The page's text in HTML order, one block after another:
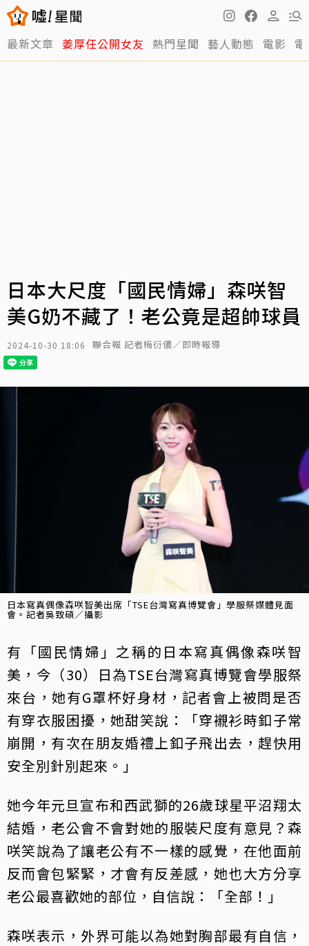
最新文章 姜厚任公開女友 熱門星聞 藝人動態 電影
日本大尺度「國民情婦」森咲智
美G奶不藏了！老公竟是超帥球員
2024-10-30 18:06 聯合報 記者梅衍儂／即時報導
日本寫真偶像森咲智美出席「TSE台灣寫真博覽會」學服祭媒體見面
會。記者吳致碩／攝影
有「國民情婦」之稱的日本寫真偶像森咲智
美，今（30）日為TSE台灣寫真博覽會學服祭
來台，她有G罩杯好身材，記者會上被問是否
有穿衣服困擾，她甜笑說：「穿襯衫時釦子常
崩開，有次在朋友婚禮上釦子飛出去，趕快用
安全別針別起來。」
她今年元旦宣布和西武獅的26歲球星平沼翔太
結婚，老公會不會對她的服裝尺度有意見？森
咲笑說為了讓老公有不一樣的感覺，在他面前
反而會包緊緊，才會有反差感，她也大方分享
老公最喜歡她的部位，自信說：「全部！」
森咲表示，外界可能以為她對胸部最有自信，